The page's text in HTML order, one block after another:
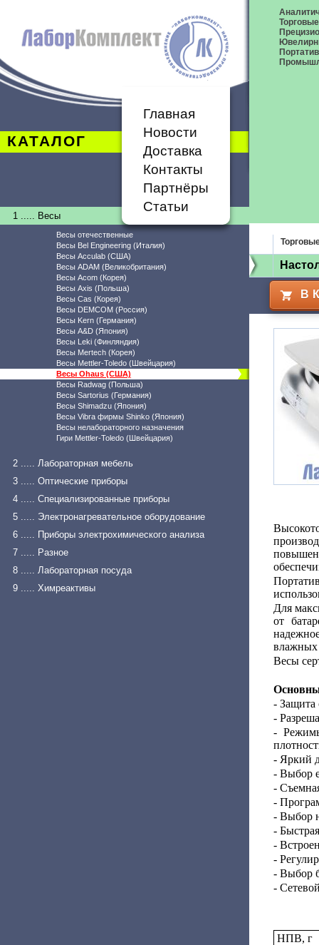
КАТАЛОГ
Главная
Новости
Доставка
Контакты
Партнёры
Статьи
1 ..... Весы
Весы отечественные
Весы Bel Engineering (Италия)
Весы Acculab (США)
Весы ADAM (Великобритания)
Весы Acom (Корея)
Весы Axis (Польша)
Весы Cas (Корея)
Весы DEMCOM (Россия)
Весы Kern (Германия)
Весы A&D (Япония)
Весы Leki (Финляндия)
Весы Mertech (Корея)
Весы Mettler-Toledo (Швейцария)
Весы Ohaus (США)
Весы Radwag (Польша)
Весы Sartorius (Германия)
Весы Shimadzu (Япония)
Весы Vibra фирмы Shinko (Япония)
Весы нелабораторного назначения
Гири Mettler-Toledo (Швейцария)
2 ..... Лабораторная мебель
3 ..... Оптические приборы
4 ..... Специализированные приборы
5 ..... Электронагревательное оборудование
6 ..... Приборы электрохимического анализа
7 ..... Разное
8 ..... Лабораторная посуда
9 ..... Химреактивы
В
Для
от
влажных
Весы
- Защита
-
-
- Яркий
- Выбор
-
-
- Выбор
-
-
-
- Выбор
-
НПВ, г